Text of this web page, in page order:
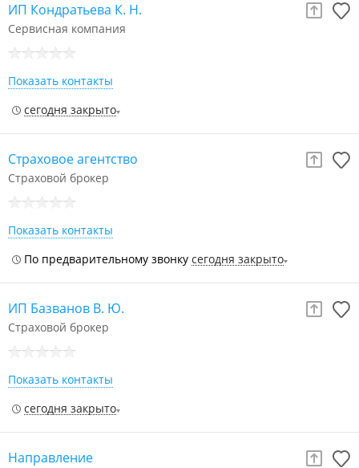
ИП Кондратьева К. Н.
Сервисная компания
Показать контакты
сегодня закрыто
Страховое агентство
Страховой брокер
Показать контакты
По предварительному звонку сегодня закрыто
ИП Базванов В. Ю.
Страховой брокер
Показать контакты
сегодня закрыто
Направление